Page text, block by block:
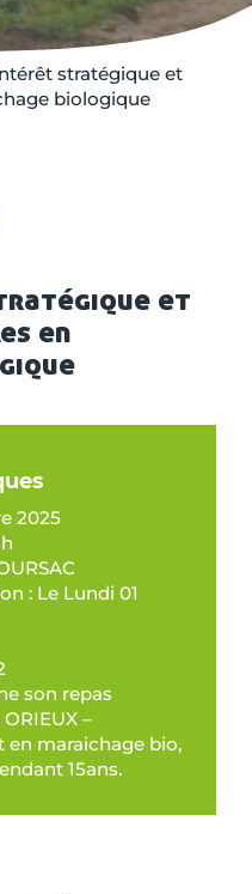
stratégique et
biologique
et
en
2025
: Le Lundi 01
son repas
–
maraichage bio,
15ans.